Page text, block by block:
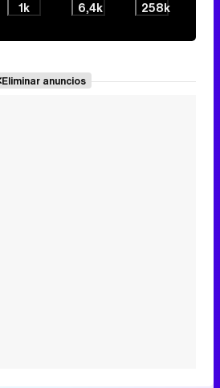
1k 6,4k 258k
Eliminar anuncios